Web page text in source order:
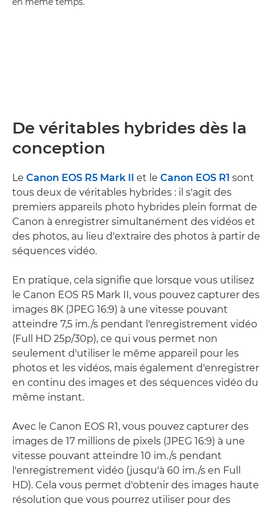
De véritables hybrides dès la
conception
Le Canon EOS R5 Mark II et le Canon EOS R1 sont
tous deux de véritables hybrides : il s'agit des
premiers appareils photo hybrides plein format de
Canon à enregistrer simultanément des vidéos et
des photos, au lieu d'extraire des photos à partir de
séquences vidéo.
En pratique, cela signifie que lorsque vous utilisez
le Canon EOS R5 Mark II, vous pouvez capturer des
images 8K (JPEG 16:9) à une vitesse pouvant
atteindre 7,5 im./s pendant l'enregistrement vidéo
(Full HD 25p/30p), ce qui vous permet non
seulement d'utiliser le même appareil pour les
photos et les vidéos, mais également d'enregistrer
en continu des images et des séquences vidéo du
même instant.
Avec le Canon EOS R1, vous pouvez capturer des
images de 17 millions de pixels (JPEG 16:9) à une
vitesse pouvant atteindre 10 im./s pendant
l'enregistrement vidéo (jusqu'à 60 im./s en Full
HD). Cela vous permet d'obtenir des images haute
résolution que vous pourrez utiliser pour des